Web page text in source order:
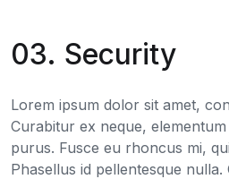
03. Security
Lorem ipsum dolor sit amet,
Curabitur ex neque,
purus. Fusce eu rhoncus mi,
Phasellus id pellentesque